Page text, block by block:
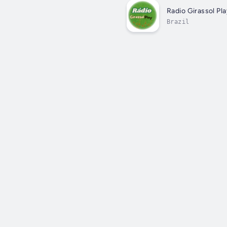
Radio Girassol
Brazil